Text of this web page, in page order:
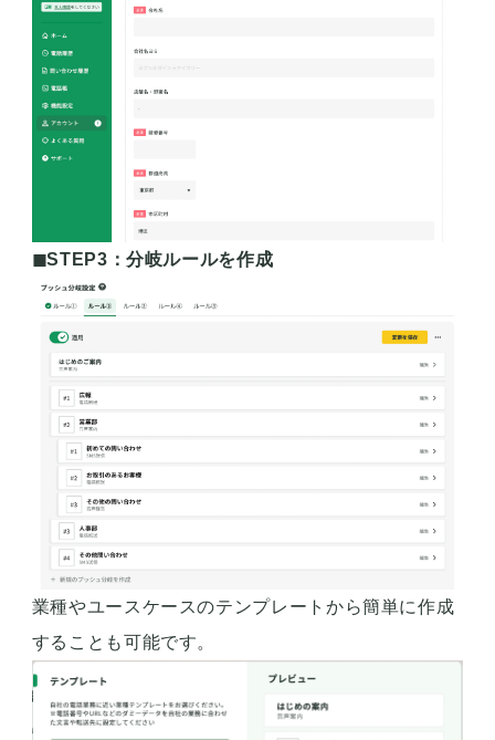
◼︎STEP3：分岐ルールを作成
業種やユースケースのテンプレートから簡単に作成
することも可能です。